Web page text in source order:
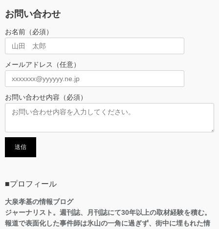
お問い合わせ
お名前（必須）
メールアドレス（任意）
お問い合わせ内容（必須）
■プロフィール
大泉孝基の情報ブログ
ジャーナリスト。週刊誌、月刊誌にて30年以上の取材経験を積む。
報道で表面化した事件師は氷山の一角に過ぎず、街中に埋もれた情